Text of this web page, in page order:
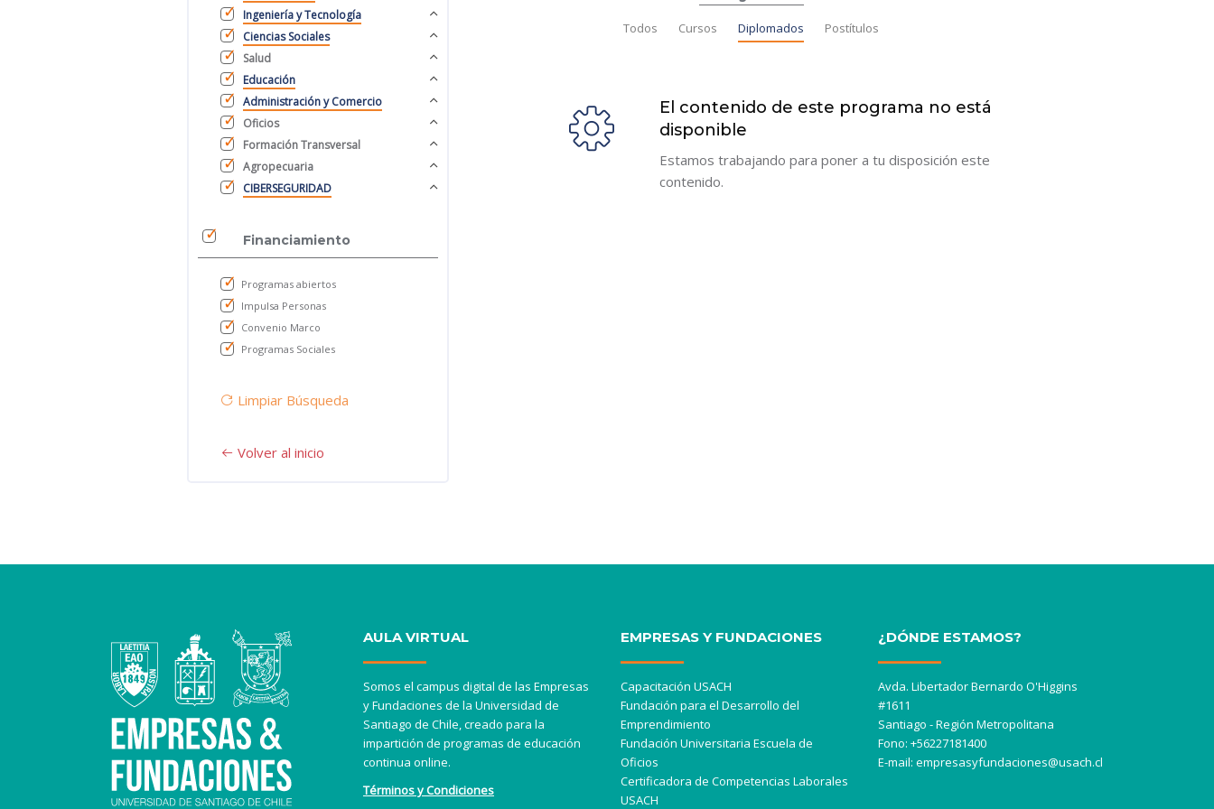
AULA VIRTUAL
Somos el campus digital de las Empresas
y Fundaciones de la Universidad de
Santiago de Chile, creado para la
impartición de programas de educación
continua online.
Términos y Condiciones
EMPRESAS Y FUNDACIONES
Capacitación USACH
Fundación para el Desarrollo del
Emprendimiento
Fundación Universitaria Escuela de
Oficios
Certificadora de Competencias Laborales
USACH
¿DÓNDE ESTAMOS?
Avda. Libertador Bernardo O'Higgins
#1611
Santiago - Región Metropolitana
Fono: +56227181400
E-mail: empresasyfundaciones@usach.cl